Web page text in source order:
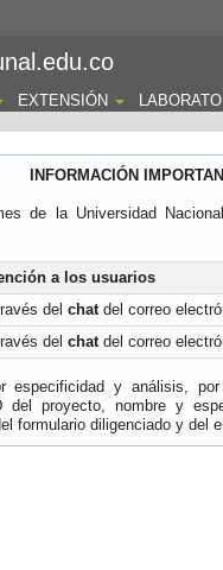
EXTENSIÓN
INFORMACIÓN
de la Universidad
a los usuarios
del chatdel correo
del chatdel correo
especificidad y análisis,
proyecto, nombre y
formulario diligenciado y del